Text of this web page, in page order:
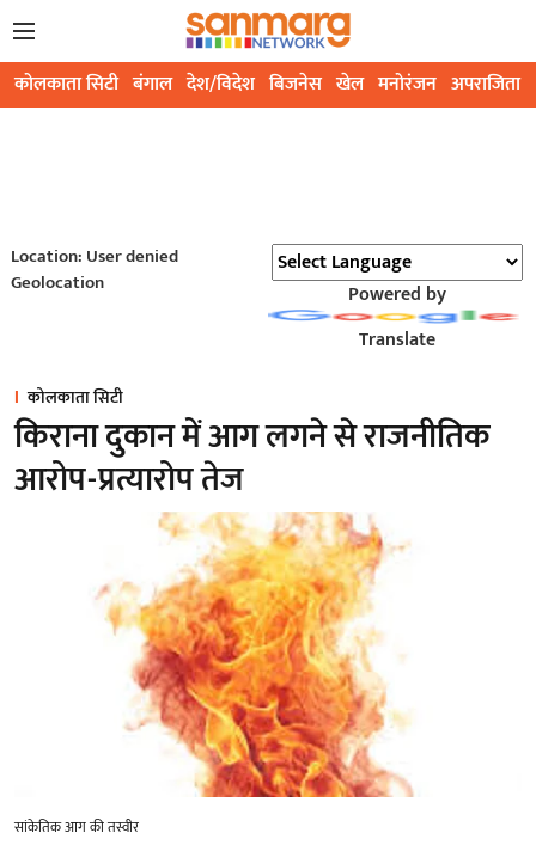
कोलकाता सिटी बंगाल देश/विदेश बिजनेस खेल मनोरंजन अपराजिता
Location: User denied
Geolocation
Powered by
Translate
कोलकाता सिटी
किराना दुकान में आग लगने से राजनीतिक
आरोप-प्रत्यारोप तेज
सांकेतिक आग की तस्वीर